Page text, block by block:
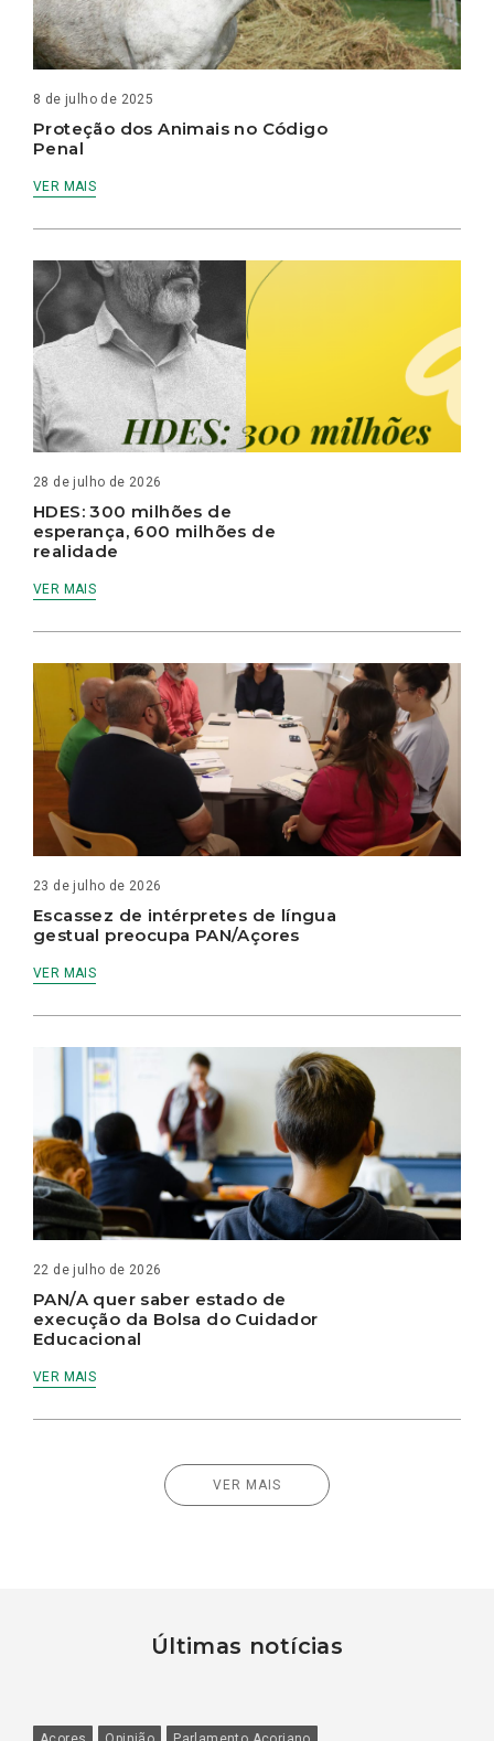
8 de julho de 2025
Proteção dos Animais no Código
Penal
VER MAIS
28 de julho de 2026
HDES: 300 milhões de
esperança, 600 milhões de
realidade
VER MAIS
23 de julho de 2026
Escassez de intérpretes de língua
gestual preocupa PAN/Açores
VER MAIS
22 de julho de 2026
PAN/A quer saber estado de
execução da Bolsa do Cuidador
Educacional
VER MAIS
VER MAIS
Últimas notícias